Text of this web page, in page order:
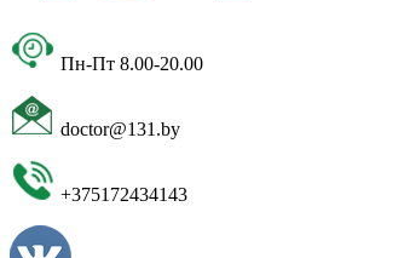
Пн-Пт 8.00-20.00
doctor@131.by
+375172434143